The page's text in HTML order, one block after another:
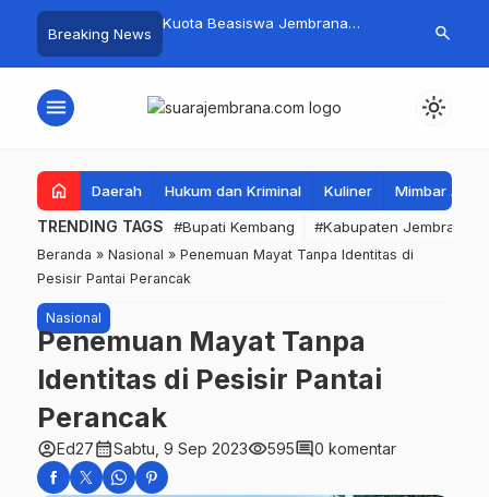
Breaking News
Kembang Beri
Warga Sri
Kuota Beasiswa Jembrana
Siapkan Upaya Penambahan di
Fantastis!
Jembrana
search
menu light_mode
home Daerah Hukum dan Kriminal Kuliner Mimbar
TRENDING TAGS #Bupati Kembang #Kabupaten Jembrana
Beranda » Nasional » Penemuan Mayat Tanpa Identitas di
Pesisir Pantai Perancak
Nasional
Penemuan Mayat Tanpa
Identitas di Pesisir Pantai
Perancak
account_circleEd27calendar_monthSabtu, 9 Sep 2023visibility595comment0 komentar